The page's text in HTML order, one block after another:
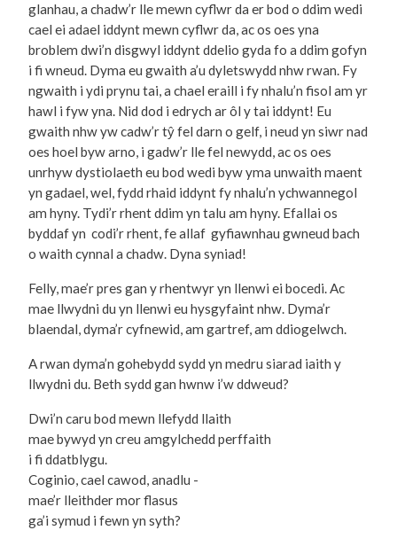
glanhau, a chadw’r lle mewn cyflwr da er bod o ddim wedi
cael ei adael iddynt mewn cyflwr da, ac os oes yna
broblem dwi’n disgwyl iddynt ddelio gyda fo a ddim gofyn
i fi wneud. Dyma eu gwaith a’u dyletswydd nhw rwan. Fy
ngwaith i ydi prynu tai, a chael eraill i fy nhalu’n fisol am yr
hawl i fyw yna. Nid dod i edrych ar ôl y tai iddynt! Eu
gwaith nhw yw cadw’r tŷ fel darn o gelf, i neud yn siwr nad
oes hoel byw arno, i gadw’r lle fel newydd, ac os oes
unrhyw dystiolaeth eu bod wedi byw yma unwaith maent
yn gadael, wel, fydd rhaid iddynt fy nhalu’n ychwannegol
am hyny. Tydi’r rhent ddim yn talu am hyny. Efallai os
byddaf yn codi’r rhent, fe allaf gyfiawnhau gwneud bach
o waith cynnal a chadw. Dyna syniad!
Felly, mae’r pres gan y rhentwyr yn llenwi ei bocedi. Ac
mae llwydni du yn llenwi eu hysgyfaint nhw. Dyma’r
blaendal, dyma’r cyfnewid, am gartref, am ddiogelwch.
A rwan dyma’n gohebydd sydd yn medru siarad iaith y
llwydni du. Beth sydd gan hwnw i’w ddweud?
Dwi’n caru bod mewn llefydd llaith
mae bywyd yn creu amgylchedd perffaith
i fi ddatblygu.
Coginio, cael cawod, anadlu -
mae’r lleithder mor flasus
ga’i symud i fewn yn syth?